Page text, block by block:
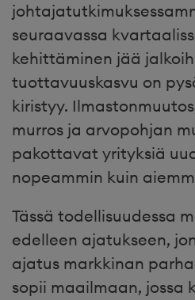
seuraavassa
kehittäminen jää
tuottavuuskasvu on
kiristyy.
murros ja arvopohjan
pakottavat yrityksiä
nopeammin kuin
Tässä todellisuudessa
edelleen ajatukseen,
ajatus markkinan
sopii maailmaan, jossa